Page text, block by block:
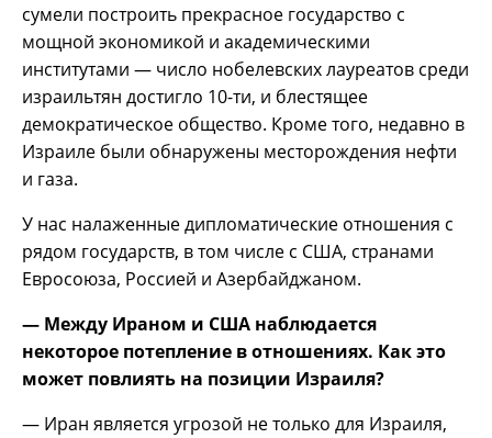
сумели построить прекрасное государство с
мощной экономикой и академическими
институтами — число нобелевских лауреатов среди
израильтян достигло 10-ти, и блестящее
демократическое общество. Кроме того, недавно в
Израиле были обнаружены месторождения нефти
и газа.
У нас налаженные дипломатические отношения с
рядом государств, в том числе с США, странами
Евросоюза, Россией и Азербайджаном.
— Между Ираном и США наблюдается
некоторое потепление в отношениях. Как это
может повлиять на позиции Израиля?
— Иран является угрозой не только для Израиля,